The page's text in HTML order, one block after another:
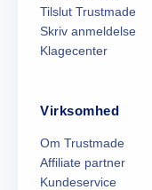
Tilslut Trustmade
Skriv anmeldelse
Klagecenter
Virksomhed
Om Trustmade
Affiliate partner
Kundeservice